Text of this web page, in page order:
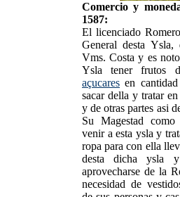
Comercio y
1587:
El licenciado
General desta
Vms. Costa y es
Ysla tener frutos
açucares en
sacar della y tratar en
y de otras partes asi
Su Magestad como
venir a esta ysla y
ropa para con ella
desta dicha ysla
aprovecharse de la
necesidad de